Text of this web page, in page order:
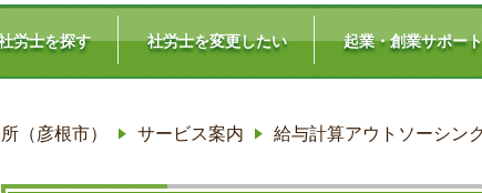
労士を探す 社労士を変更したい 起業・創業サポート
（彦根市） サービス案内 給与計算アウトソーシン